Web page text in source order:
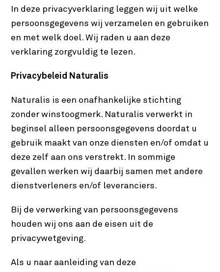
In deze privacyverklaring leggen wij uit welke
persoonsgegevens wij verzamelen en gebruiken
en met welk doel. Wij raden u aan deze
verklaring zorgvuldig te lezen.
Privacybeleid Naturalis
Naturalis is een onafhankelijke stichting
zonder winstoogmerk. Naturalis verwerkt in
beginsel alleen persoonsgegevens doordat u
gebruik maakt van onze diensten en/of omdat u
deze zelf aan ons verstrekt. In sommige
gevallen werken wij daarbij samen met andere
dienstverleners en/of leveranciers.
Bij de verwerking van persoonsgegevens
houden wij ons aan de eisen uit de
privacywetgeving.
Als u naar aanleiding van deze